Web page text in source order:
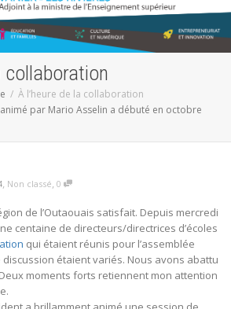
collaboration
À l’heure de la collaboration
par Mario Asselin a débuté en octobre
, Non classé, 0
de l’Outaouais satisfait. Depuis mercredi
centaine de directeurs/directrices d’écoles
qui étaient réunis pour l’assemblée
étaient variés. Nous avons abattu
moments forts retiennent mon attention